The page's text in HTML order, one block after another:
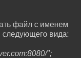
файл с именем
следующего вида:
";